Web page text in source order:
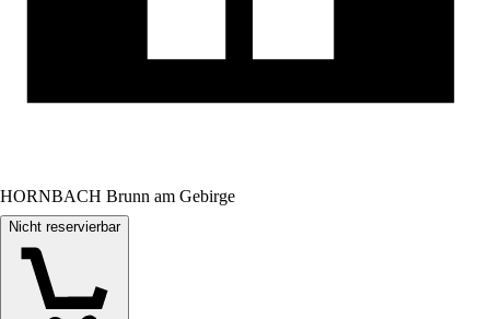
HORNBACH Brunn am Gebirge
Nicht reservierbar